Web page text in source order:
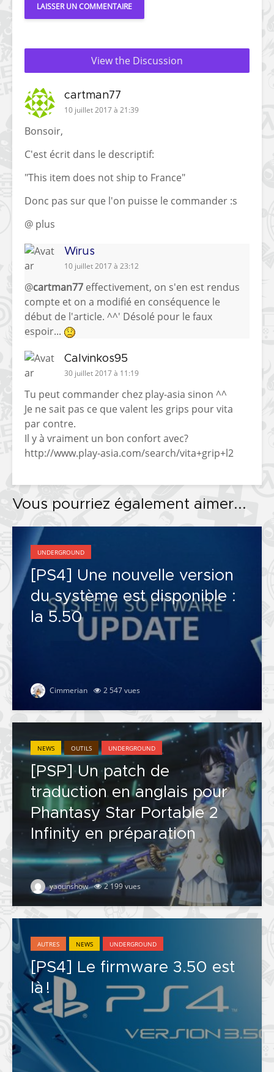
View the Discussion
cartman77
10 juillet 2017 à 21:39
Bonsoir,
C'est écrit dans le descriptif:
"This item does not ship to France"
Donc pas sur que l'on puisse le commander :s
@ plus
Wirus
10 juillet 2017 à 23:12
@cartman77 effectivement, on s'en est rendus
compte et on a modifié en conséquence le
début de l'article. ^^' Désolé pour le faux
espoir...
Calvinkos95
30 juillet 2017 à 11:19
Tu peut commander chez play-asia sinon ^^
Je ne sait pas ce que valent les grips pour vita
par contre.
Il y à vraiment un bon confort avec?
http://www.play-asia.com/search/vita+grip+l2
Vous pourriez également aimer...
UNDERGROUND
[PS4] Une nouvelle version
du système est disponible :
la 5.50
Cimmerian 2 547 vues
NEWS OUTILS UNDERGROUND
[PSP] Un patch de
traduction en anglais pour
Phantasy Star Portable 2
Infinity en préparation
yaounshow 2 199 vues
AUTRES NEWS UNDERGROUND
[PS4] Le firmware 3.50 est
là !